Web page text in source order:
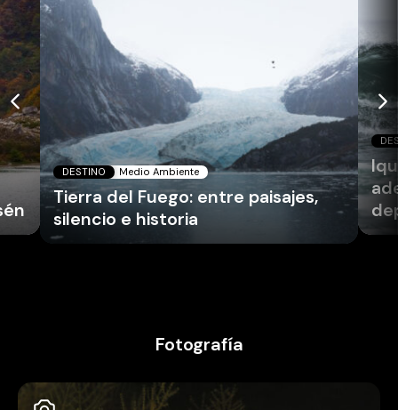
DESTINO Medio Ambiente
Tierra del Fuego: entre paisajes,
silencio e historia
Fotografía